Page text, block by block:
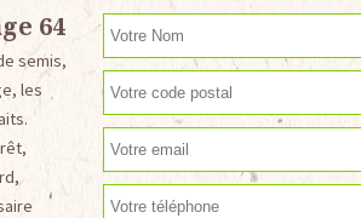
64
semis,
les